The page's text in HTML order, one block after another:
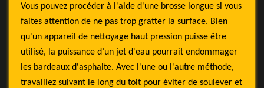
Vous pouvez procéder à l'aide d'une brosse longue si vous
faites attention de ne pas trop gratter la surface. Bien
qu'un appareil de nettoyage haut pression puisse être
utilisé, la puissance d’un jet d'eau pourrait endommager
les bardeaux d'asphalte. Avec l'une ou l'autre méthode,
travaillez suivant le long du toit pour éviter de soulever et